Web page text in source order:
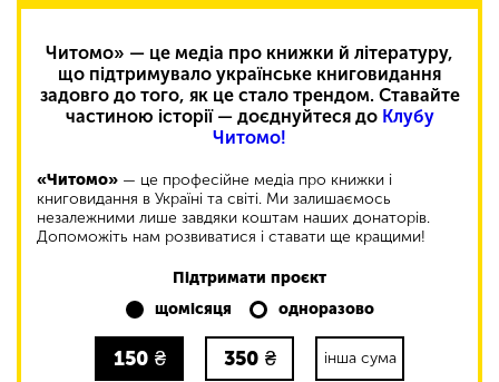
Читомо» — це медіа про книжки й літературу,
що підтримувало українське книговидання
задовго до того, як це стало трендом. Ставайте
частиною історії — доєднуйтеся до Клубу
Читомо!
«Читомо» — це професійне медіа про книжки і
книговидання в Україні та світі. Ми залишаємось
незалежними лише завдяки коштам наших донаторів.
Допоможіть нам розвиватися і ставати ще кращими!
Підтримати проєкт
щомісяця
одноразово
150 ₴ 350 ₴ інша сума